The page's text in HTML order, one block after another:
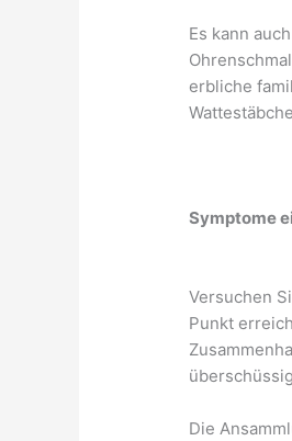
Es kann
erbliche
Symptome
Versuchen
Punkt
Die